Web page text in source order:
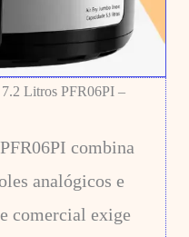
Litros PFR06PI –
combina
analógicos e
comercial exige